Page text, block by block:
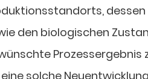
den biologischen
Prozessergebnis
solche